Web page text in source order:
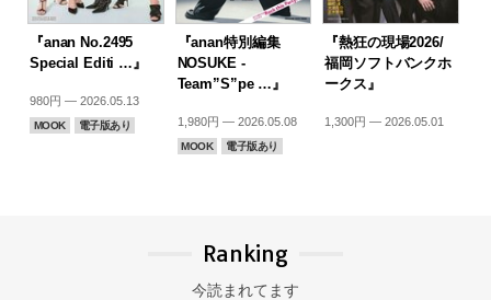
『anan No.2495
Special Editi …』
980円 — 2026.05.13
MOOK 電子版あり
『anan特別編集
NOSUKE -
Team”S”pe …』
1,980円 — 2026.05.08
MOOK 電子版あり
『熱狂の現場2026/
福岡ソフトバンクホ
ークス』
1,300円 — 2026.05.01
Ranking
今読まれてます